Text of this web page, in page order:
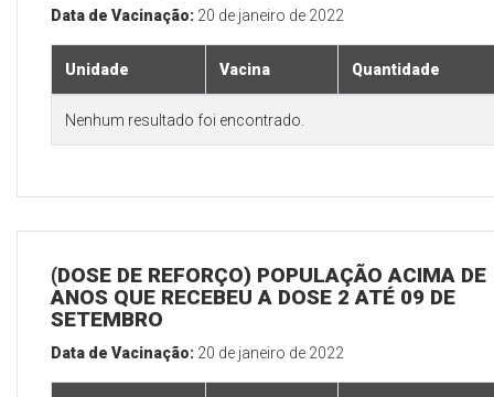
Data de Vacinação: 20 de janeiro de 2022
Unidade Vacina Quantidade
Nenhum resultado foi encontrado.
(DOSE DE REFORÇO) POPULAÇÃO ACIMA DE
ANOS QUE RECEBEU A DOSE 2 ATÉ 09 DE
SETEMBRO
Data de Vacinação: 20 de janeiro de 2022